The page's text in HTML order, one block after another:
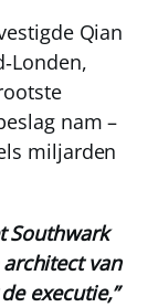
Qian
nam –
miljarden
Southwark
van
executie,”